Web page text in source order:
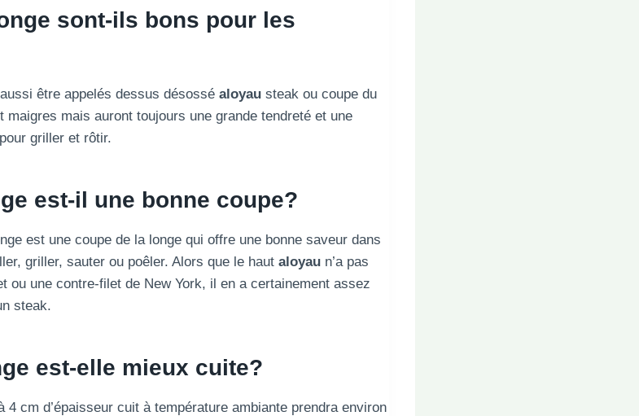
sont-ils bons pour les
être appelés dessus désossé aloyau steak ou coupe du
maigres mais auront toujours une grande tendreté et une
griller et rôtir.
est-il une bonne coupe?
est une coupe de la longe qui offre une bonne saveur dans
griller, sauter ou poêler. Alors que le haut aloyau n’a pas
ou une contre-filet de New York, il en a certainement assez
steak.
est-elle mieux cuite?
4 cm d’épaisseur cuit à température ambiante prendra environ